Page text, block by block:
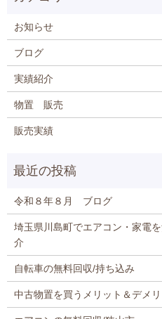
お知らせ
ブログ
実績紹介
物置 販売
販売実績
令和８年８月 ブログ
埼玉県川島町でエアコン・家電
介
自転車の無料回収/持ち込み
中古物置を買うメリット＆デメリ